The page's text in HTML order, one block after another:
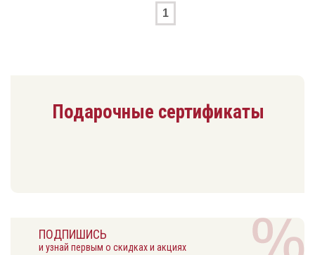
1
Подарочные сертификаты
ПОДПИШИСЬ
и узнай первым о скидках и акциях